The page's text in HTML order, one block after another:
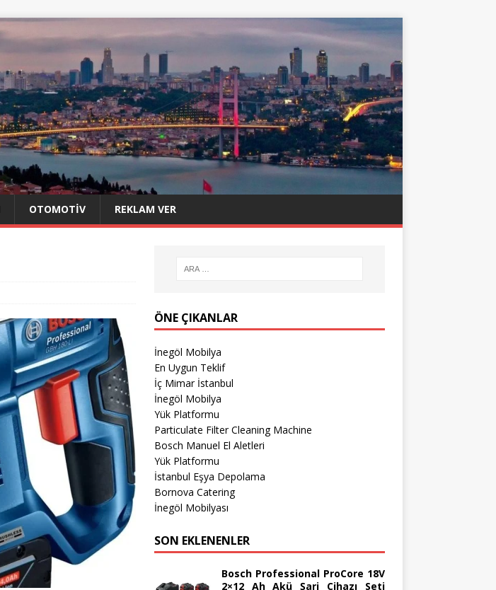
OTOMOTIV REKLAM VER
ÖNE ÇIKANLAR
İnegöl Mobilya
En Uygun Teklif
İç Mimar İstanbul
İnegöl Mobilya
Yük Platformu
Particulate Filter Cleaning Machine
Bosch Manuel El Aletleri
Yük Platformu
İstanbul Eşya Depolama
Bornova Catering
İnegöl Mobilyası
SON EKLENENLER
Bosch Professional ProCore 18V
2×12 Ah Akü Şarj Cihazı Seti